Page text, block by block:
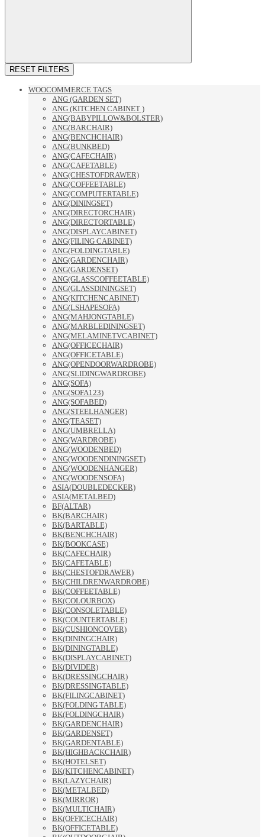
RESET FILTERS
WOOCOMMERCE TAGS
ANG (GARDEN SET)
ANG (KITCHEN CABINET )
ANG(BABYPILLOW&BOLSTER)
ANG(BARCHAIR)
ANG(BENCHCHAIR)
ANG(BUNKBED)
ANG(CAFECHAIR)
ANG(CAFETABLE)
ANG(CHESTOFDRAWER)
ANG(COFFEETABLE)
ANG(COMPUTERTABLE)
ANG(DININGSET)
ANG(DIRECTORCHAIR)
ANG(DIRECTORTABLE)
ANG(DISPLAYCABINET)
ANG(FILING CABINET)
ANG(FOLDINGTABLE)
ANG(GARDENCHAIR)
ANG(GARDENSET)
ANG(GLASSCOFFEETABLE)
ANG(GLASSDININGSET)
ANG(KITCHENCABINET)
ANG(LSHAPESOFA)
ANG(MAHJONGTABLE)
ANG(MARBLEDININGSET)
ANG(MELAMINETVCABINET)
ANG(OFFICECHAIR)
ANG(OFFICETABLE)
ANG(OPENDOORWARDROBE)
ANG(SLIDINGWARDROBE)
ANG(SOFA)
ANG(SOFA123)
ANG(SOFABED)
ANG(STEELHANGER)
ANG(TEASET)
ANG(UMBRELLA)
ANG(WARDROBE)
ANG(WOODENBED)
ANG(WOODENDININGSET)
ANG(WOODENHANGER)
ANG(WOODENSOFA)
ASIA(DOUBLEDECKER)
ASIA(METALBED)
BF(ALTAR)
BK(BARCHAIR)
BK(BARTABLE)
BK(BENCHCHAIR)
BK(BOOKCASE)
BK(CAFECHAIR)
BK(CAFETABLE)
BK(CHESTOFDRAWER)
BK(CHILDRENWARDROBE)
BK(COFFEETABLE)
BK(COLOURBOX)
BK(CONSOLETABLE)
BK(COUNTERTABLE)
BK(CUSHIONCOVER)
BK(DININGCHAIR)
BK(DININGTABLE)
BK(DISPLAYCABINET)
BK(DIVIDER)
BK(DRESSINGCHAIR)
BK(DRESSINGTABLE)
BK(FILINGCABINET)
BK(FOLDING TABLE)
BK(FOLDINGCHAIR)
BK(GARDENCHAIR)
BK(GARDENSET)
BK(GARDENTABLE)
BK(HIGHBACKCHAIR)
BK(HOTELSET)
BK(KITCHENCABINET)
BK(LAZYCHAIR)
BK(METALBED)
BK(MIRROR)
BK(MULTICHAIR)
BK(OFFICECHAIR)
BK(OFFICETABLE)